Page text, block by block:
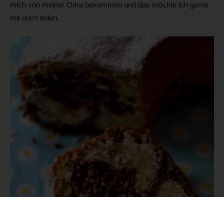
mich von meiner Oma bekommen und das möchte ich gerne
mit euch teilen.